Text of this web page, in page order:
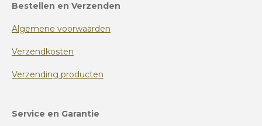
Bestellen en Verzenden
Algemene voorwaarden
Verzendkosten
Verzending producten
Service en Garantie